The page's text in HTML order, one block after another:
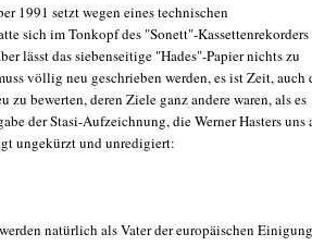
1991 setzt wegen eines technischen
sich im Tonkopf des "Sonett"-Kassettenrekorders
lässt das siebenseitige "Hades"-Papier nichts zu
völlig neu geschrieben werden, es ist Zeit, auch
zu bewerten, deren Ziele ganz andere waren, als es
der Stasi-Aufzeichnung, die Werner Hasters uns
ungekürzt und unredigiert:
natürlich als Vater der europäischen